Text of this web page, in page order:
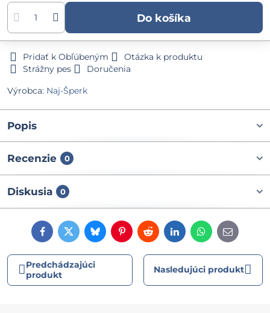
Do košíka
Pridať k Obľúbeným
Otázka k produktu
Strážny pes
Doručenia
Výrobca: Naj-Šperk
Popis
Recenzie 0
Diskusia 0
FacebookTwitterBlueskyPinterestRedditLinkedInWhatsApp
E-
mail
Predchádzajúci
produkt
Nasledujúci produkt